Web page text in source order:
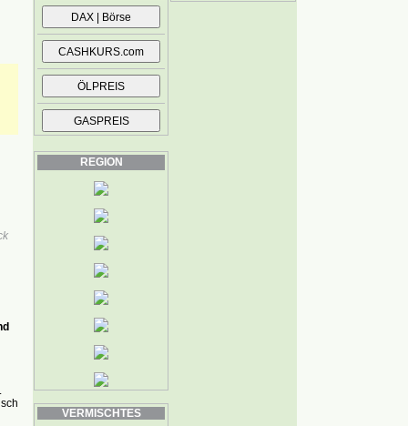
REGION
VERMISCHTES